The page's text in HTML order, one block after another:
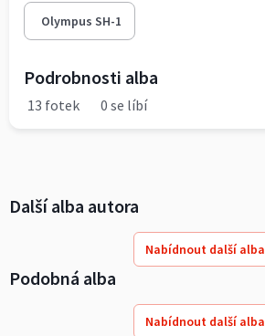
Olympus SH-1
Podrobnosti alba
13 fotek 0 se líbí
Další alba autora
Nabídnout další alba
Podobná alba
Nabídnout další alba